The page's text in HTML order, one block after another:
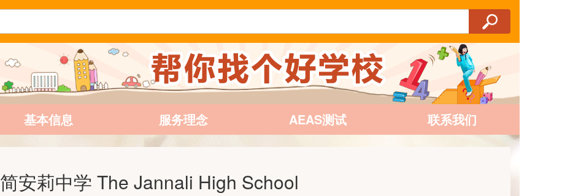
基本信息 服务理念 AEAS测试 联系我们
简安莉中学 The Jannali High School